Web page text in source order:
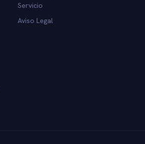
Servicio
Aviso Legal